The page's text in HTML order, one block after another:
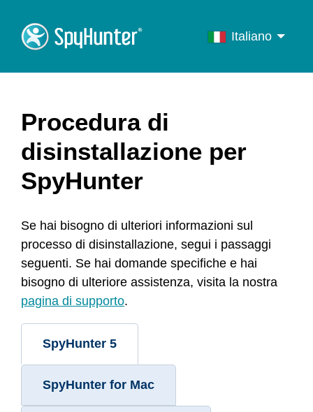
Italiano
Português
Procedura di
disinstallazione per
SpyHunter
Se hai bisogno di ulteriori informazioni sul
processo di disinstallazione, segui i passaggi
seguenti. Se hai domande specifiche e hai
bisogno di ulteriore assistenza, visita la nostra
pagina di supporto.
SpyHunter 5
SpyHunter for Mac